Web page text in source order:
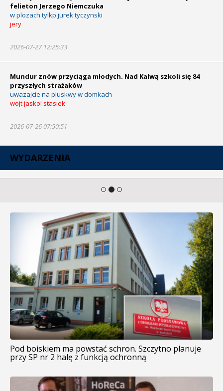
felieton Jerzego Niemczuka
w plozach tylkp jurek tyczynski
jery
2026-07-27 12:25:33
Mundur znów przyciąga młodych. Nad Kalwą szkoli się 84
przyszłych strażaków
uwazajcie na pluskwy w domkach
wojt jaskol stasiek
2026-07-26 07:50:51
WYDARZENIA
Pod boiskiem ma powstać schron. Szczytno planuje
przy SP nr 2 halę z funkcją ochronną